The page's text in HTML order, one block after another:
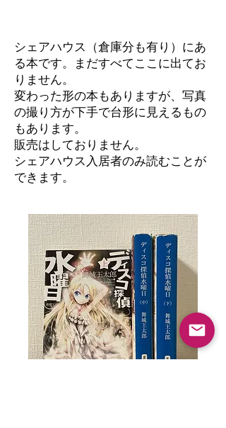
シェアハウス（倉庫分も有り）にあ
る本です。まだすべてここに出てお
りません。
変わった形の本もありますが、写真
の撮り方が下手で台形に見えるもの
もあります。
​販売はしておりません。
シェアハウス入居者のみ読むことが
できます。